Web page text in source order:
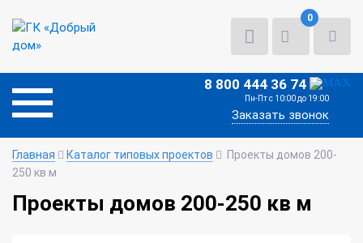
0
8 800 444 36 74
Пн-Пт с 10:00 до 19:00
Заказать звонок
Главная Каталог типовых проектов
Проекты домов 200-
250 кв м
Проекты домов 200-250 кв м